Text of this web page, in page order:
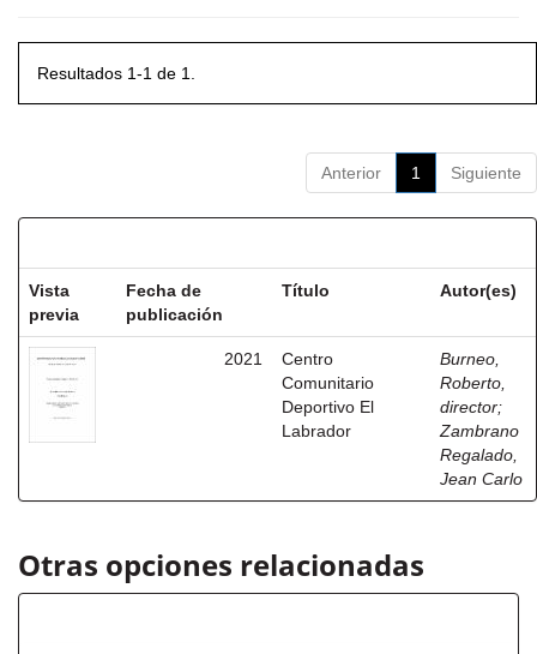
Resultados 1-1 de 1.
Anterior 1 Siguiente
Vista
previa
Fecha de
publicación
Título Autor(es)
2021
Centro
Comunitario
Deportivo El
Labrador
Burneo,
Roberto,
director;
Zambrano
Regalado,
Jean Carlo
Otras opciones relacionadas